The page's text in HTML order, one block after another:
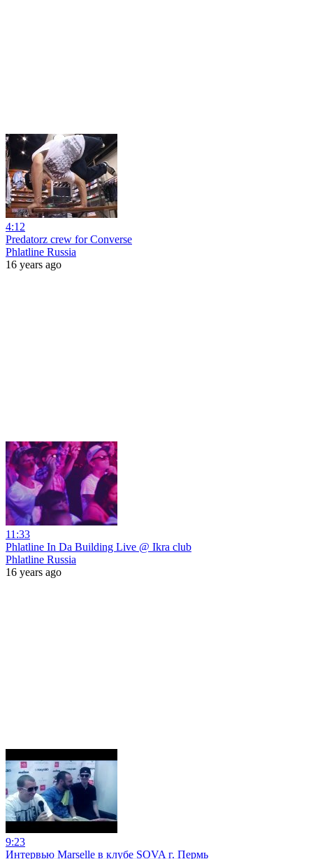
4:12
Predatorz crew for Converse
Phlatline Russia
16 years ago
11:33
Phlatline In Da Building Live @ Ikra club
Phlatline Russia
16 years ago
9:23
Интервью Marselle в клубе SOVA г. Пермь